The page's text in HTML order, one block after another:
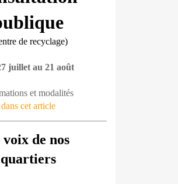
de recyclage)
juillet au 21 août
et modalités
dans cet article
de nos
quartiers